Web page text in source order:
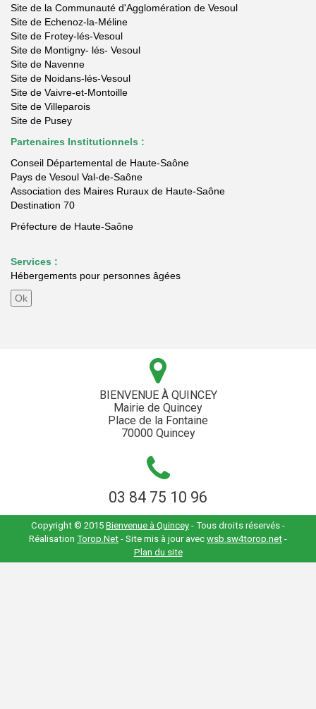
Site de la Communauté d'Agglomération de Vesoul
Site de Echenoz-la-Méline
Site de Frotey-lés-Vesoul
Site de Montigny- lés- Vesoul
Site de Navenne
Site de Noidans-lés-Vesoul
Site de Vaivre-et-Montoille
Site de Villeparois
Site de Pusey
Partenaires Institutionnels :
Conseil Départemental de Haute-Saône
Pays de Vesoul Val-de-Saône
Association des Maires Ruraux de Haute-Saône
Destination 70
Préfecture de Haute-Saône
Services :
Hébergements pour personnes âgées
BIENVENUE À QUINCEY
Mairie de Quincey
Place de la Fontaine
70000 Quincey
03 84 75 10 96
Copyright © 2015 Bienvenue à Quincey - Tous droits réservés -
Réalisation Torop.Net - Site mis à jour avec wsb.sw4torop.net -
Plan du site